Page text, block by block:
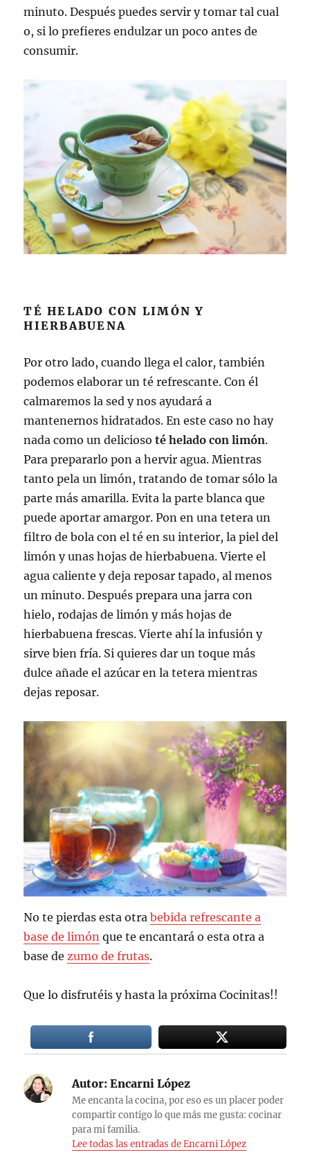
minuto. Después puedes servir y tomar tal cual
o, si lo prefieres endulzar un poco antes de
consumir.
TÉ HELADO CON LIMÓN Y
HIERBABUENA
Por otro lado, cuando llega el calor, también
podemos elaborar un té refrescante. Con él
calmaremos la sed y nos ayudará a
mantenernos hidratados. En este caso no hay
nada como un deliciosoté helado con limón.
Para prepararlo pon a hervir agua. Mientras
tanto pela un limón, tratando de tomar sólo la
parte más amarilla. Evita la parte blanca que
puede aportar amargor. Pon en una tetera un
filtro de bola con el té en su interior, la piel del
limón y unas hojas de hierbabuena. Vierte el
agua caliente y deja reposar tapado, al menos
un minuto. Después prepara una jarra con
hielo, rodajas de limón y más hojas de
hierbabuena frescas. Vierte ahí la infusión y
sirve bien fría. Si quieres dar un toque más
dulce añade el azúcar en la tetera mientras
dejas reposar.
No te pierdas esta otrabebida refrescante a
base de limón que te encantará o esta otra a
base de zumo de frutas.
Que lo disfrutéis y hasta la próxima Cocinitas!!
Autor: Encarni López
Me encanta la cocina, por eso es un placer poder
compartir contigo lo que más me gusta: cocinar
para mi familia.
Lee todas las entradas de Encarni López